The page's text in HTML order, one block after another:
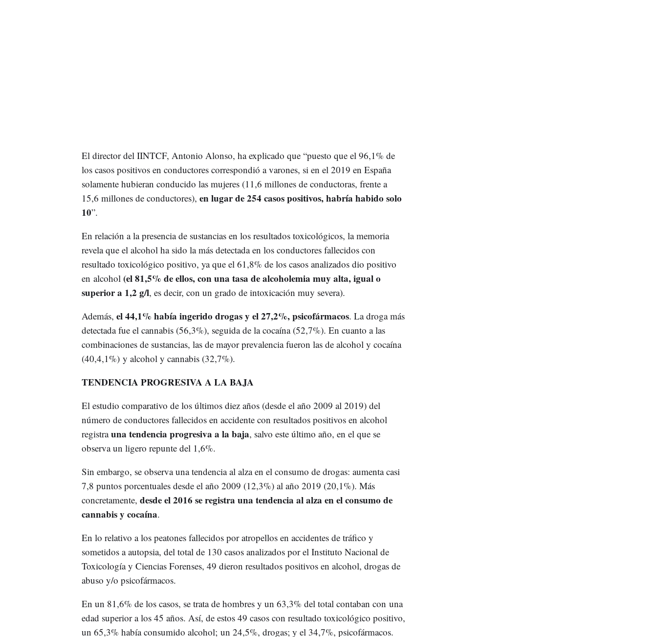
El director del IINTCF, Antonio Alonso, ha explicado que “puesto que el 96,1% de
los casos positivos en conductores correspondió a varones, si en el 2019 en España
solamente hubieran conducido las mujeres (11,6 millones de conductoras, frente a
15,6 millones de conductores), en lugar de 254 casos positivos, habría habido solo
10”.
En relación a la presencia de sustancias en los resultados toxicológicos, la memoria
revela que el alcohol ha sido la más detectada en los conductores fallecidos con
resultado toxicológico positivo, ya que el 61,8% de los casos analizados dio positivo
en alcohol (el 81,5% de ellos, con una tasa de alcoholemia muy alta, igual o
superior a 1,2 g/l, es decir, con un grado de intoxicación muy severa).
Además, el 44,1% había ingerido drogas y el 27,2%, psicofármacos. La droga más
detectada fue el cannabis (56,3%), seguida de la cocaína (52,7%). En cuanto a las
combinaciones de sustancias, las de mayor prevalencia fueron las de alcohol y cocaína
(40,4,1%) y alcohol y cannabis (32,7%).
TENDENCIA PROGRESIVA A LA BAJA
El estudio comparativo de los últimos diez años (desde el año 2009 al 2019) del
número de conductores fallecidos en accidente con resultados positivos en alcohol
registrauna tendencia progresiva a la baja, salvo este último año, en el que se
observa un ligero repunte del 1,6%.
Sin embargo, se observa una tendencia al alza en el consumo de drogas: aumenta casi
7,8 puntos porcentuales desde el año 2009 (12,3%) al año 2019 (20,1%). Más
concretamente, desde el 2016 se registra una tendencia al alza en el consumo de
cannabis y cocaína.
En lo relativo a los peatones fallecidos por atropellos en accidentes de tráfico y
sometidos a autopsia, del total de 130 casos analizados por el Instituto Nacional de
Toxicología y Ciencias Forenses, 49 dieron resultados positivos en alcohol, drogas de
abuso y/o psicofármacos.
En un 81,6% de los casos, se trata de hombres y un 63,3% del total contaban con una
edad superior a los 45 años. Así, de estos 49 casos con resultado toxicológico positivo,
un 65,3% había consumido alcohol; un 24,5%, drogas; y el 34,7%, psicofármacos.